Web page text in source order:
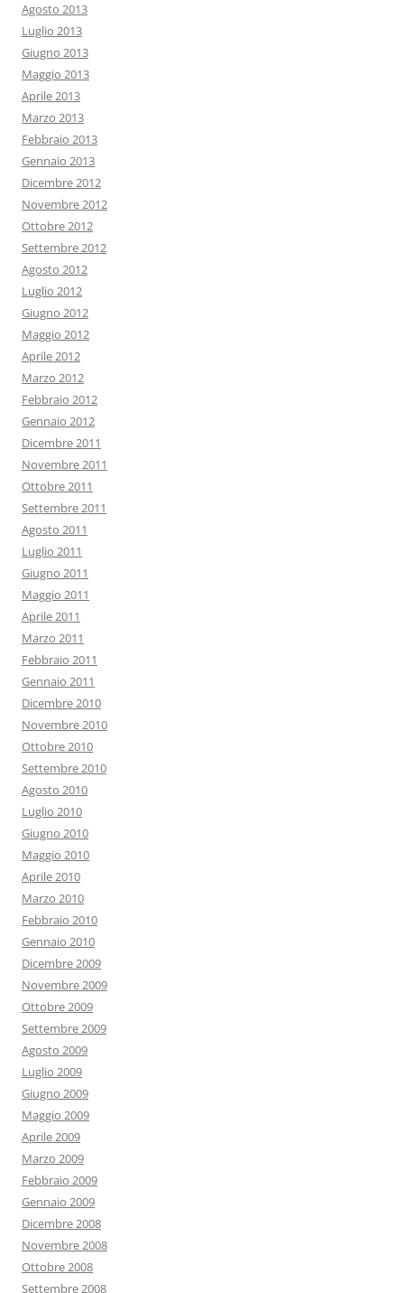
Agosto 2013
Luglio 2013
Giugno 2013
Maggio 2013
Aprile 2013
Marzo 2013
Febbraio 2013
Gennaio 2013
Dicembre 2012
Novembre 2012
Ottobre 2012
Settembre 2012
Agosto 2012
Luglio 2012
Giugno 2012
Maggio 2012
Aprile 2012
Marzo 2012
Febbraio 2012
Gennaio 2012
Dicembre 2011
Novembre 2011
Ottobre 2011
Settembre 2011
Agosto 2011
Luglio 2011
Giugno 2011
Maggio 2011
Aprile 2011
Marzo 2011
Febbraio 2011
Gennaio 2011
Dicembre 2010
Novembre 2010
Ottobre 2010
Settembre 2010
Agosto 2010
Luglio 2010
Giugno 2010
Maggio 2010
Aprile 2010
Marzo 2010
Febbraio 2010
Gennaio 2010
Dicembre 2009
Novembre 2009
Ottobre 2009
Settembre 2009
Agosto 2009
Luglio 2009
Giugno 2009
Maggio 2009
Aprile 2009
Marzo 2009
Febbraio 2009
Gennaio 2009
Dicembre 2008
Novembre 2008
Ottobre 2008
Settembre 2008